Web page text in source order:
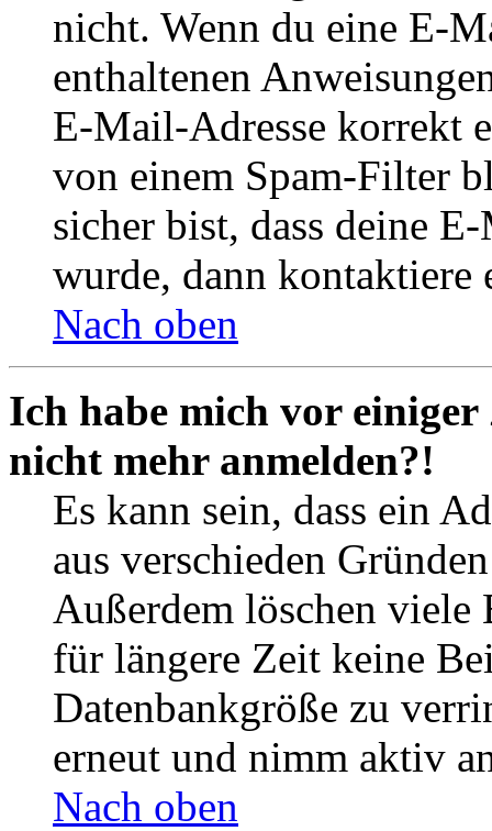
nicht. Wenn du eine E-
enthaltenen
E-Mail-Adresse korrekt
von einem Spam-Filter
sicher bist, dass deine
wurde, dann kontaktiere
Nach oben
Ich habe mich vor
nicht mehr anmelden?!
Es kann sein, dass ein
aus verschieden
Außerdem löschen viele
für längere Zeit keine
Datenbankgröße zu
erneut und nimm aktiv
Nach oben